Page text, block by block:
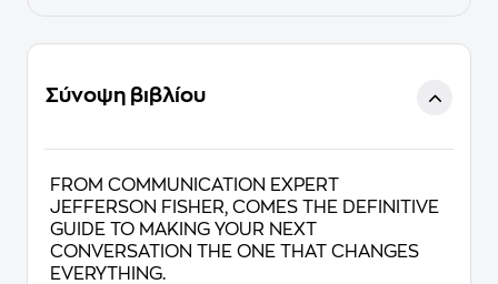
Σύνοψη βιβλίου
FROM COMMUNICATION EXPERT
JEFFERSON FISHER, COMES THE DEFINITIVE
GUIDE TO MAKING YOUR NEXT
CONVERSATION THE ONE THAT CHANGES
EVERYTHING.